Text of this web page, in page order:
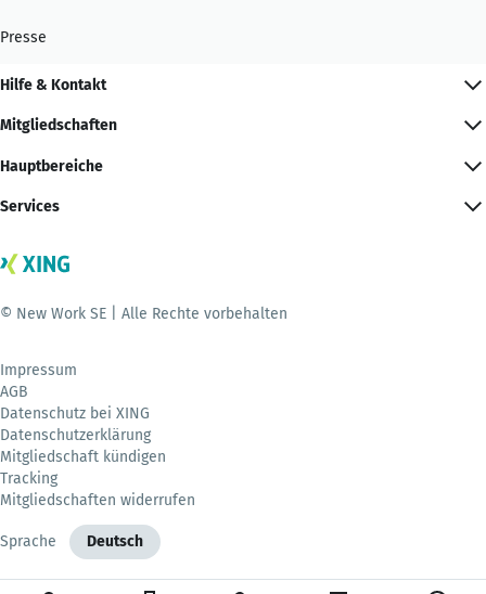
Presse
Hilfe & Kontakt
Mitgliedschaften
Hauptbereiche
Services
© New Work SE | Alle Rechte vorbehalten
Impressum
AGB
Datenschutz bei XING
Datenschutzerklärung
Mitgliedschaft kündigen
Tracking
Mitgliedschaften widerrufen
Sprache Deutsch